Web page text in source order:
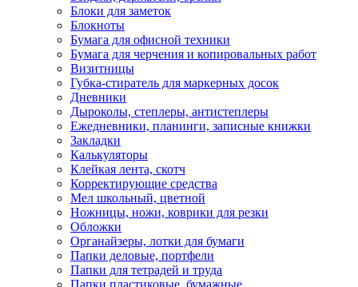
Блоки для заметок
Блокноты
Бумага для офисной техники
Бумага для черчения и копировальных работ
Визитницы
Губка-стиратель для маркерных досок
Дневники
Дыроколы, степлеры, антистеплеры
Ежедневники, планинги, записные книжки
Закладки
Калькуляторы
Клейкая лента, скотч
Корректирующие средства
Мел школьный, цветной
Ножницы, ножи, коврики для резки
Обложки
Органайзеры, лотки для бумаги
Папки деловые, портфели
Папки для тетрадей и труда
Папки пластиковые, бумажные